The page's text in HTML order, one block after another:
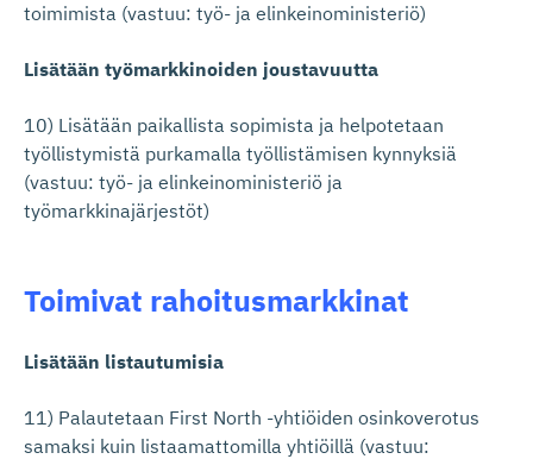
toimimista (vastuu: työ- ja elinkeinoministeriö)
Lisätään työmarkkinoiden joustavuutta
10) Lisätään paikallista sopimista ja helpotetaan
työllistymistä purkamalla työllistämisen kynnyksiä
(vastuu: työ- ja elinkeinoministeriö ja
työmarkkinajärjestöt)
Toimivat rahoitusmarkkinat
Lisätään listautumisia
11) Palautetaan First North -yhtiöiden osinkoverotus
samaksi kuin listaamattomilla yhtiöillä (vastuu: